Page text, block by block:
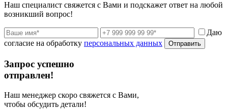
Наш специалист свяжется с Вами и подскажет ответ на любой
возникший вопрос!
Даю
согласие на обработку персональных данных Отправить
Запрос успешно
отправлен!
Наш менеджер скоро свяжется с Вами,
чтобы обсудить детали!